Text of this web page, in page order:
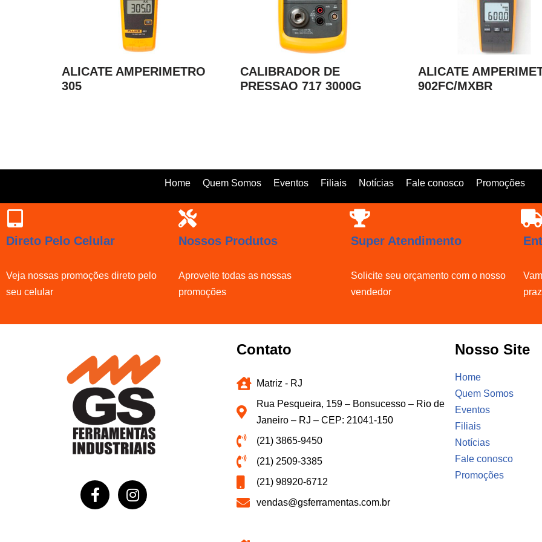
ALICATE AMPERIMETRO
305
CALIBRADOR DE
PRESSAO 717 3000G
ALICATE
902FC/MXBR
Home Quem Somos Eventos Filiais Notícias Fale conosco Promoções
Direto Pelo Celular
Veja nossas promoções direto pelo
seu celular
Nossos Produtos
Aproveite todas as nossas
promoções
Super Atendimento
Solicite seu orçamento com o nosso
vendedor
Contato
Matriz - RJ
Rua Pesqueira, 159 – Bonsucesso – Rio de
Janeiro – RJ – CEP: 21041-150
(21) 3865-9450
(21) 2509-3385
(21) 98920-6712
vendas@gsferramentas.com.br
Nosso Site
Home
Quem Somos
Eventos
Filiais
Notícias
Fale conosco
Promoções